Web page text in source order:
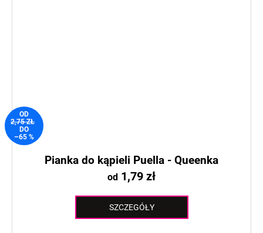
OD
2,75 ZŁ
DO
–65 %
Pianka do kąpieli Puella - Queenka
od 1,79 zł
SZCZEGÓŁY